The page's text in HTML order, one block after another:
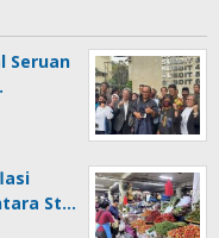
Seruan
St…